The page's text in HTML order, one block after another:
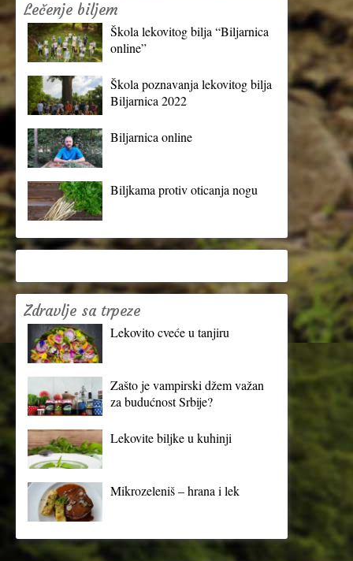
Lečenje biljem
Škola lekovitog bilja “Biljarnica
online”
Škola poznavanja lekovitog bilja
Biljarnica 2022
Biljarnica online
Biljkama protiv oticanja nogu
Zdravlje sa trpeze
Lekovito cveće u tanjiru
Zašto je vampirski džem važan
za budućnost Srbije?
Lekovite biljke u kuhinji
Mikrozeleniš – hrana i lek